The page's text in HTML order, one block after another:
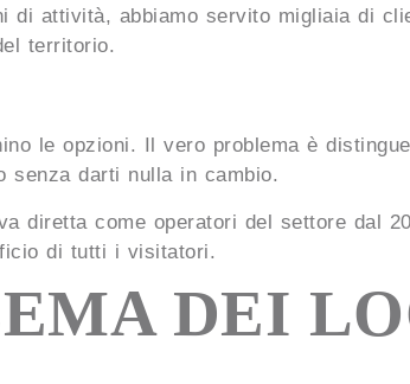
di attività, abbiamo servito migliaia di
territorio.
le opzioni. Il vero problema è
senza darti nulla in cambio.
diretta come operatori del settore dal
di tutti i visitatori.
DEI